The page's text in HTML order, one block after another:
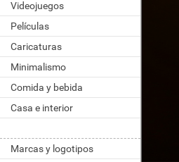
Videojuegos
Películas
Caricaturas
Minimalismo
Comida y bebida
Casa e interior
Marcas y logotipos